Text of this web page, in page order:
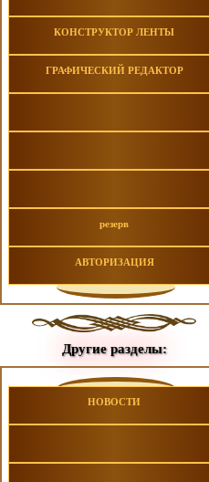
КОНСТРУКТОР ЛЕНТЫ
ГРАФИЧЕСКИЙ РЕДАКТОР
резерв
АВТОРИЗАЦИЯ
Другие разделы:
НОВОСТИ